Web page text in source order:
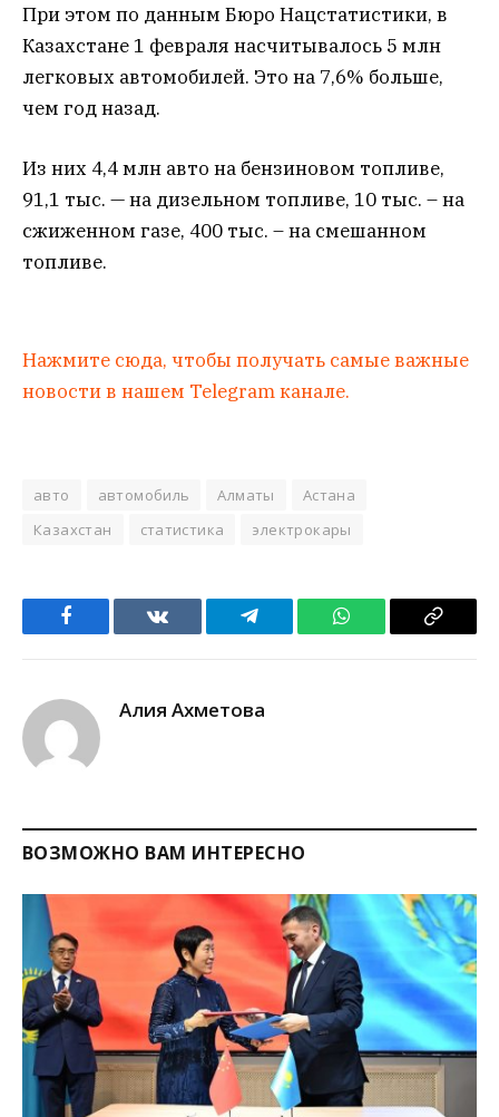
При этом по данным Бюро Нацстатистики, в
Казахстане 1 февраля насчитывалось 5 млн
легковых автомобилей. Это на 7,6% больше,
чем год назад.
Из них 4,4 млн авто на бензиновом топливе,
91,1 тыс. — на дизельном топливе, 10 тыс. – на
сжиженном газе, 400 тыс. – на смешанном
топливе.
Нажмите сюда, чтобы получать самые важные
новости в нашем Telegram канале.
авто автомобиль Алматы
Астана
Казахстан
статистика электрокары
Facebook VKontakteTelegram WhatsApp Copy
Алия Ахметова
ВОЗМОЖНО ВАМ ИНТЕРЕСНО